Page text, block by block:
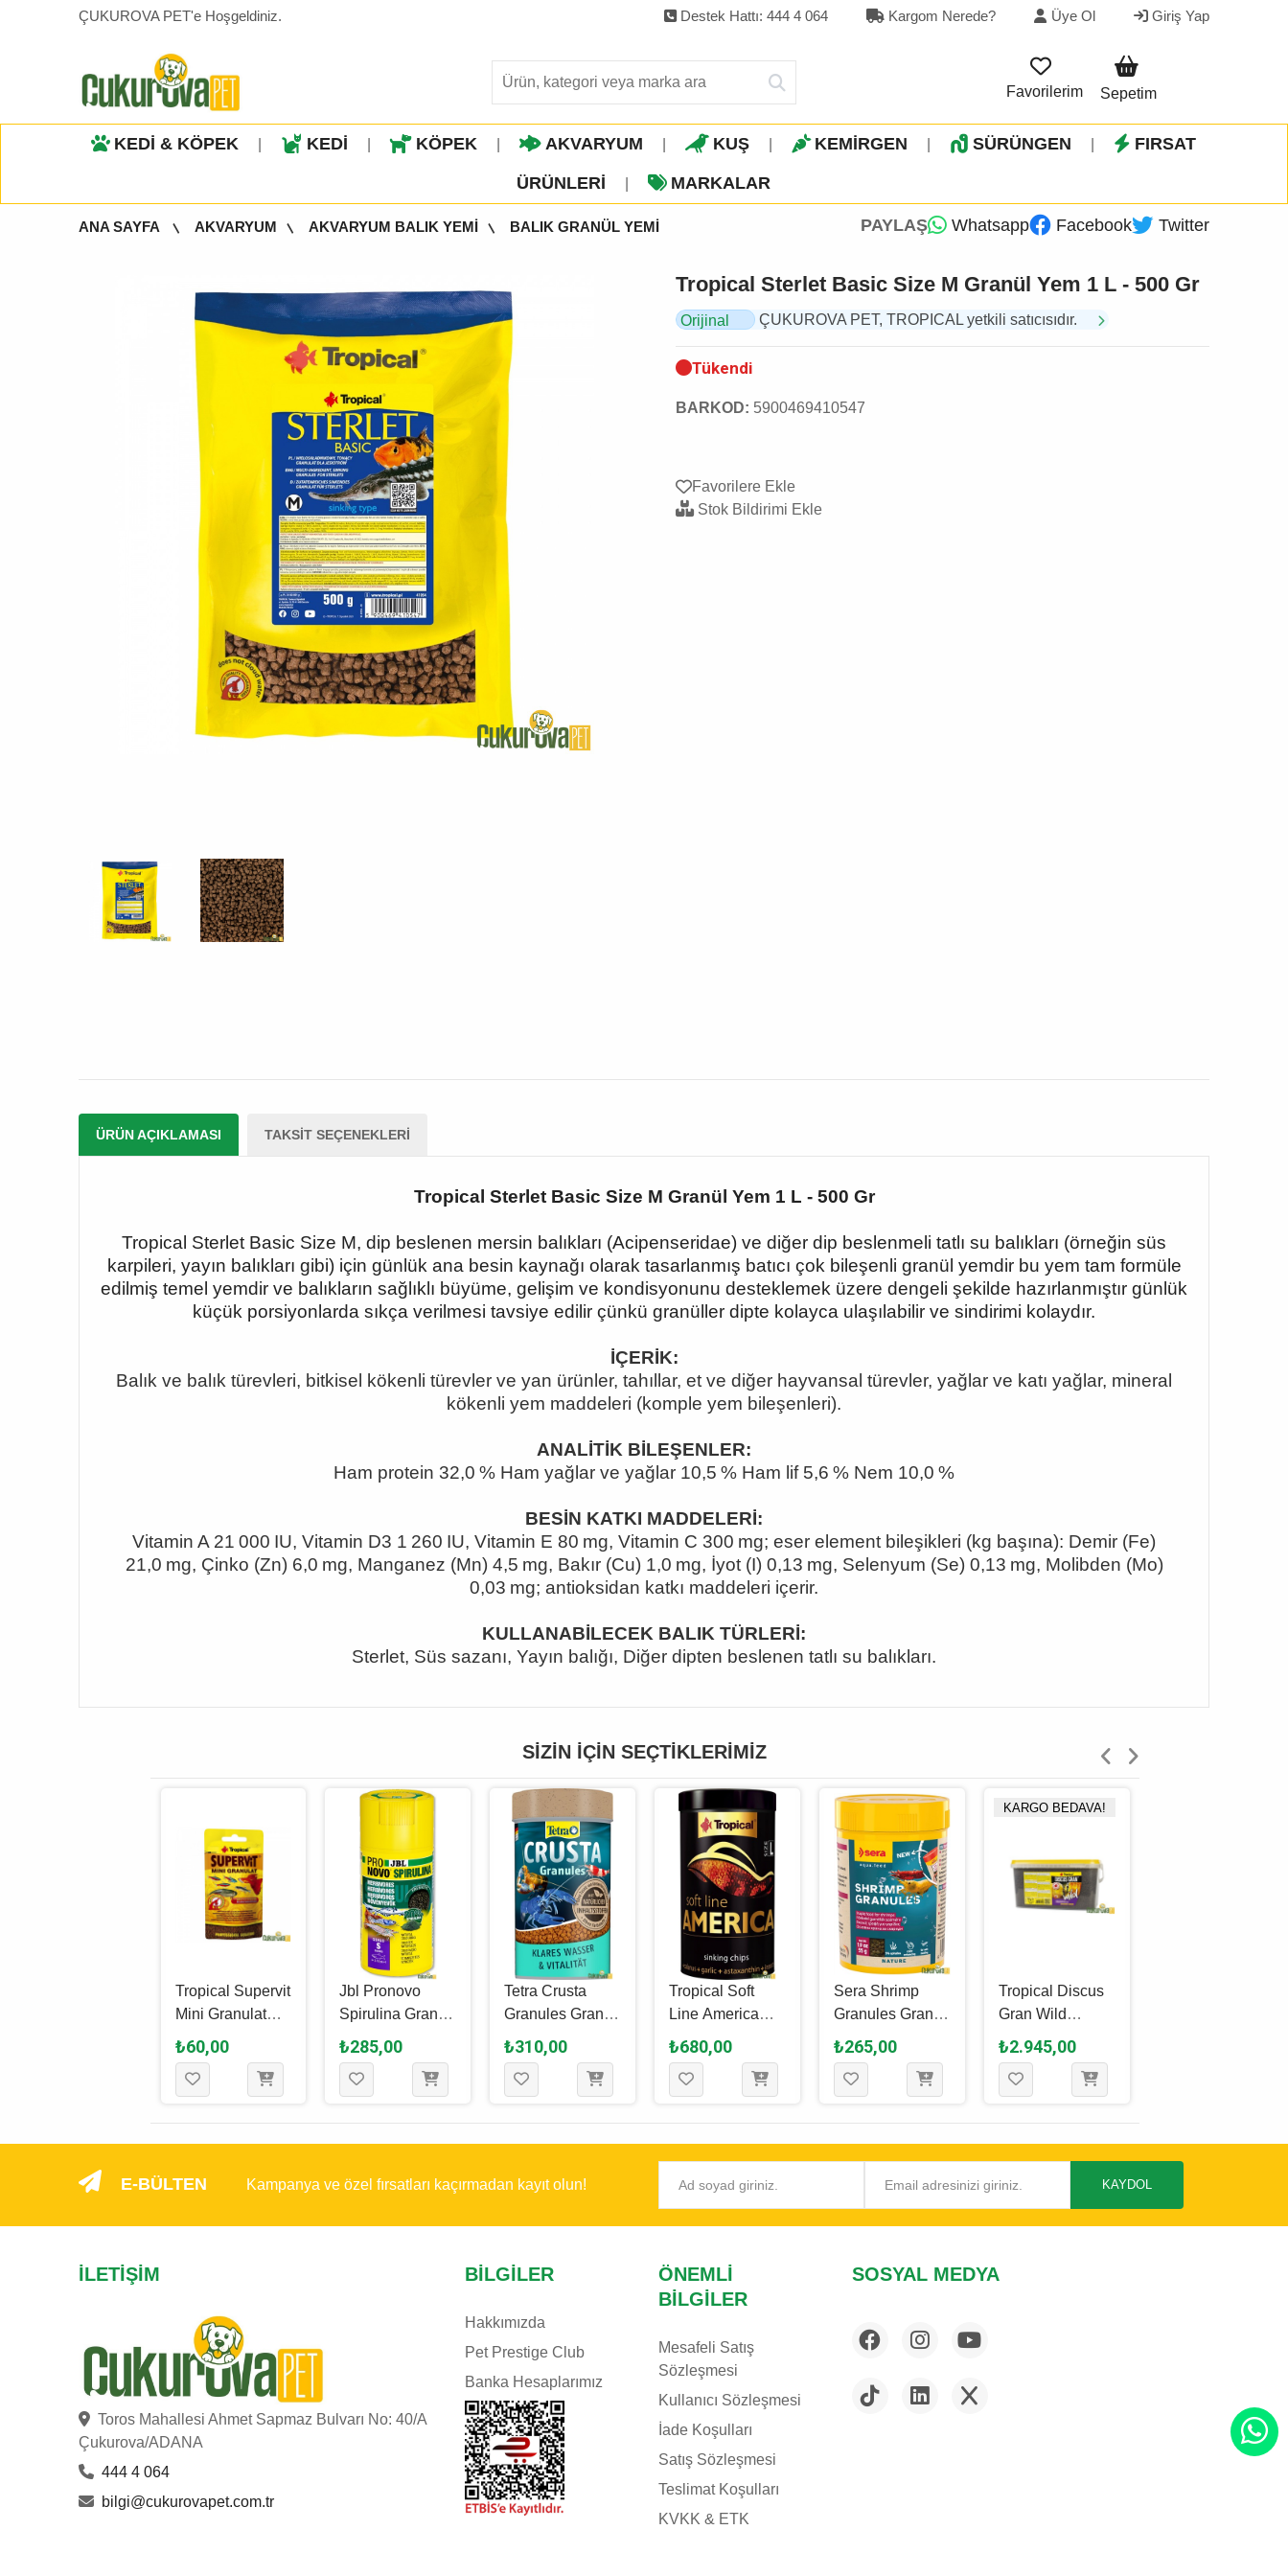
ÇUKUROVA PET'e Hoşgeldiniz. Destek Hattı: 444 4 064 Kargom Nerede? Üye Ol Giriş Yap
Favorilerim Sepetim
KEDİ & KÖPEK KEDİ KÖPEK AKVARYUM KUŞ KEMİRGEN SÜRÜNGEN FIRSAT
ÜRÜNLERI MARKALAR
ANA SAYFA AKVARYUM AKVARYUM BALIK YEMİ BALIK GRANÜL YEMİ PAYLAŞ Whatsapp Facebook Twitter
Tropical Sterlet Basic Size M Granül Yem 1 L - 500 Gr
Orijinal
ÇUKUROVA PET, TROPICAL yetkili satıcısıdır.
Tükendi
BARKOD: 5900469410547
Favorilere Ekle
Stok Bildirimi Ekle
ÜRÜN AÇIKLAMASI TAKSIT SEÇENEKLERI
Tropical Sterlet Basic Size M Granül Yem 1 L - 500 Gr
Tropical Sterlet Basic Size M, dip beslenen mersin balıkları (Acipenseridae) ve diğer dip beslenmeli tatlı su balıkları (örneğin süs
karpileri, yayın balıkları gibi) için günlük ana besin kaynağı olarak tasarlanmış batıcı çok bileşenli granül yemdir bu yem tam formüle
edilmiş temel yemdir ve balıkların sağlıklı büyüme, gelişim ve kondisyonunu desteklemek üzere dengeli şekilde hazırlanmıştır günlük
küçük porsiyonlarda sıkça verilmesi tavsiye edilir çünkü granüller dipte kolayca ulaşılabilir ve sindirimi kolaydır.
İÇERİK:
Balık ve balık türevleri, bitkisel kökenli türevler ve yan ürünler, tahıllar, et ve diğer hayvansal türevler, yağlar ve katı yağlar, mineral
kökenli yem maddeleri (komple yem bileşenleri).
ANALİTİK BİLEŞENLER:
Ham protein 32,0 % Ham yağlar ve yağlar 10,5 % Ham lif 5,6 % Nem 10,0 %
BESİN KATKI MADDELERİ:
Vitamin A 21 000 IU, Vitamin D3 1 260 IU, Vitamin E 80 mg, Vitamin C 300 mg; eser element bileşikleri (kg başına): Demir (Fe)
21,0 mg, Çinko (Zn) 6,0 mg, Manganez (Mn) 4,5 mg, Bakır (Cu) 1,0 mg, İyot (I) 0,13 mg, Selenyum (Se) 0,13 mg, Molibden (Mo)
0,03 mg; antioksidan katkı maddeleri içerir.
KULLANABİLECEK BALIK TÜRLERİ:
Sterlet, Süs sazanı, Yayın balığı, Diğer dipten beslenen tatlı su balıkları.
SIZIN İÇIN SEÇTIKLERIMIZ
Tropical Supervit
Mini Granulat
Granül Yem 10
Gr
₺60,00
Jbl Pronovo
Spirulina Grano
S Granül Yem
100 Ml - 58 Gr
₺285,00
Tetra Crusta
Granules Granül
Yem 100 Ml - 48
Gr
₺310,00
Tropical Soft
Line America
Size L Granül
Yem 250 Ml -
130 Gr
₺680,00
Sera Shrimp
Granules Granül
Yem 100 Ml - 55
Gr
₺265,00
KARGO BEDAVA!
Tropical Discus
Gran Wild
Granül Yem 5 L -
2.2 Kg
₺2.945,00
E-BÜLTEN Kampanya ve özel fırsatları kaçırmadan kayıt olun! KAYDOL
İLETIŞIM
Toros Mahallesi Ahmet Sapmaz Bulvarı No: 40/A
Çukurova/ADANA
444 4 064
bilgi@cukurovapet.com.tr
BILGILER
Hakkımızda
Pet Prestige Club
Banka Hesaplarımız
ÖNEMLI
BILGILER
Mesafeli Satış
Sözleşmesi
Kullanıcı Sözleşmesi
İade Koşulları
Satış Sözleşmesi
Teslimat Koşulları
KVKK & ETK
SOSYAL MEDYA